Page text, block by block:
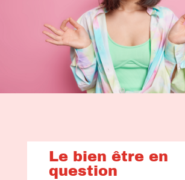
Le bien être en
question